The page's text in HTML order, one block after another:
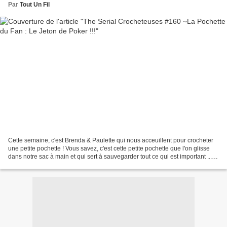
Par Tout Un Fil
Cette semaine, c'est Brenda & Paulette qui nous acceuillent pour crocheter
une petite pochette ! Vous savez, c'est cette petite pochette que l'on glisse
dans notre sac à main et qui sert à sauvegarder tout ce qui est important ...